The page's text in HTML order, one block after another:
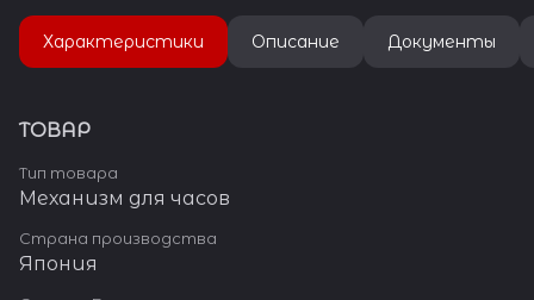
механизмов.
Характеристики Описание Документы
ТОВАР
Тип товара
Механизм для часов
Страна производства
Япония